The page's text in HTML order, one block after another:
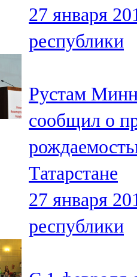
27 января
республики
Рустам
сообщил о
Татарстане
27 января
республики